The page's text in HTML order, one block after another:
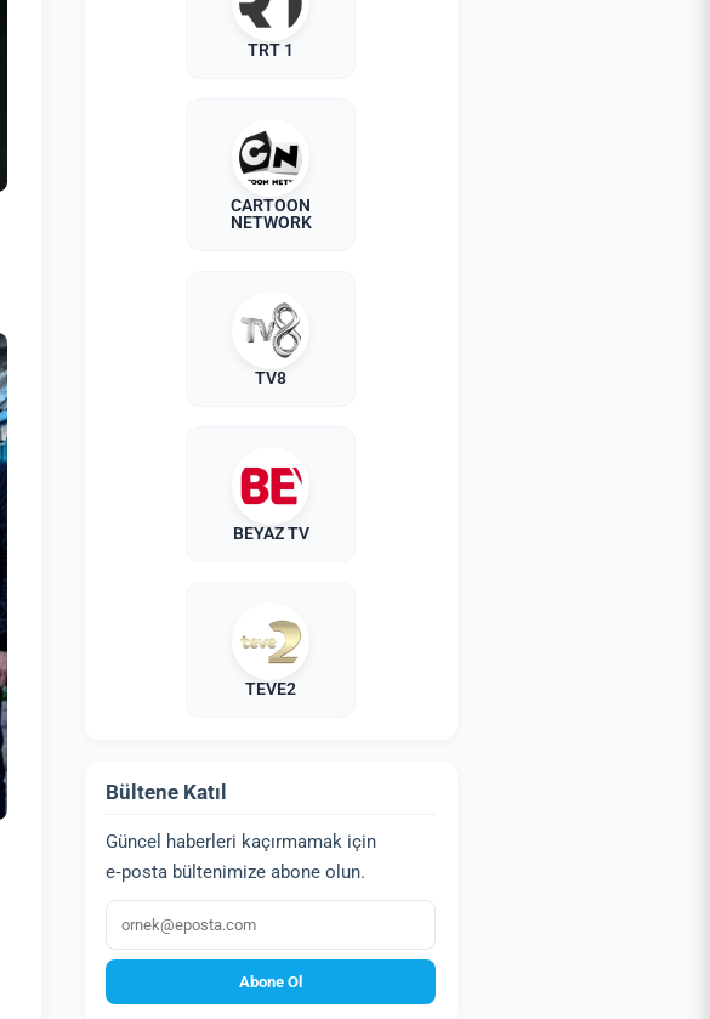
TRT 1
CARTOON
NETWORK
TV8
BEYAZ TV
TEVE2
Bültene Katıl
Güncel haberleri kaçırmamak için
e‑posta bültenimize abone olun.
E‑posta
Abone Ol